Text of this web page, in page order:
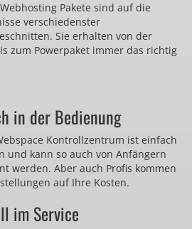
Pakete sind auf die
verschiedenster
Sie erhalten von der
zum Powerpaket immer das richtig
in der Bedienung
Kontrollzentrum ist einfach
und kann so auch von Anfängern
werden. Aber auch Profis kommen
auf Ihre Kosten.
im Service